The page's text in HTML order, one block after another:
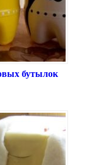
бутылок